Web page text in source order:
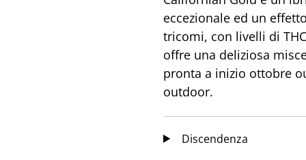
eccezionale ed un
tricomi, con livelli di
offre una deliziosa
pronta a inizio ottobre
outdoor.
Discendenza